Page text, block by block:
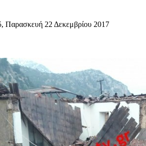
Παρασκευή 22 Δεκεμβρίου 2017